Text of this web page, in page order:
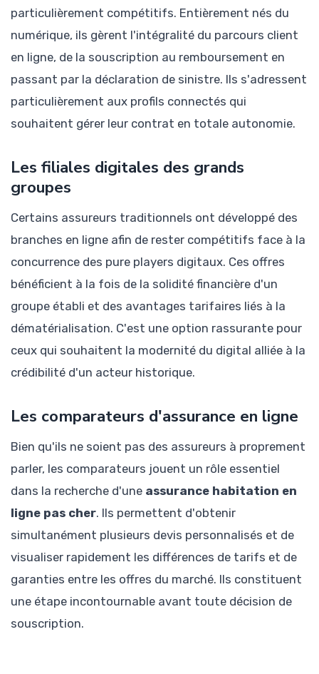
particulièrement compétitifs. Entièrement nés du
numérique, ils gèrent l'intégralité du parcours client
en ligne, de la souscription au remboursement en
passant par la déclaration de sinistre. Ils s'adressent
particulièrement aux profils connectés qui
souhaitent gérer leur contrat en totale autonomie.
Les filiales digitales des grands
groupes
Certains assureurs traditionnels ont développé des
branches en ligne afin de rester compétitifs face à la
concurrence des pure players digitaux. Ces offres
bénéficient à la fois de la solidité financière d'un
groupe établi et des avantages tarifaires liés à la
dématérialisation. C'est une option rassurante pour
ceux qui souhaitent la modernité du digital alliée à la
crédibilité d'un acteur historique.
Les comparateurs d'assurance en ligne
Bien qu'ils ne soient pas des assureurs à proprement
parler, les comparateurs jouent un rôle essentiel
dans la recherche d'une assurance habitation en
ligne pas cher. Ils permettent d'obtenir
simultanément plusieurs devis personnalisés et de
visualiser rapidement les différences de tarifs et de
garanties entre les offres du marché. Ils constituent
une étape incontournable avant toute décision de
souscription.